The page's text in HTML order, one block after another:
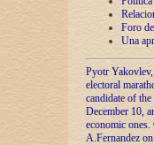
Foro
Una
Pyotr
electoral
candidate of
December 10,
economic
A.Fernandez